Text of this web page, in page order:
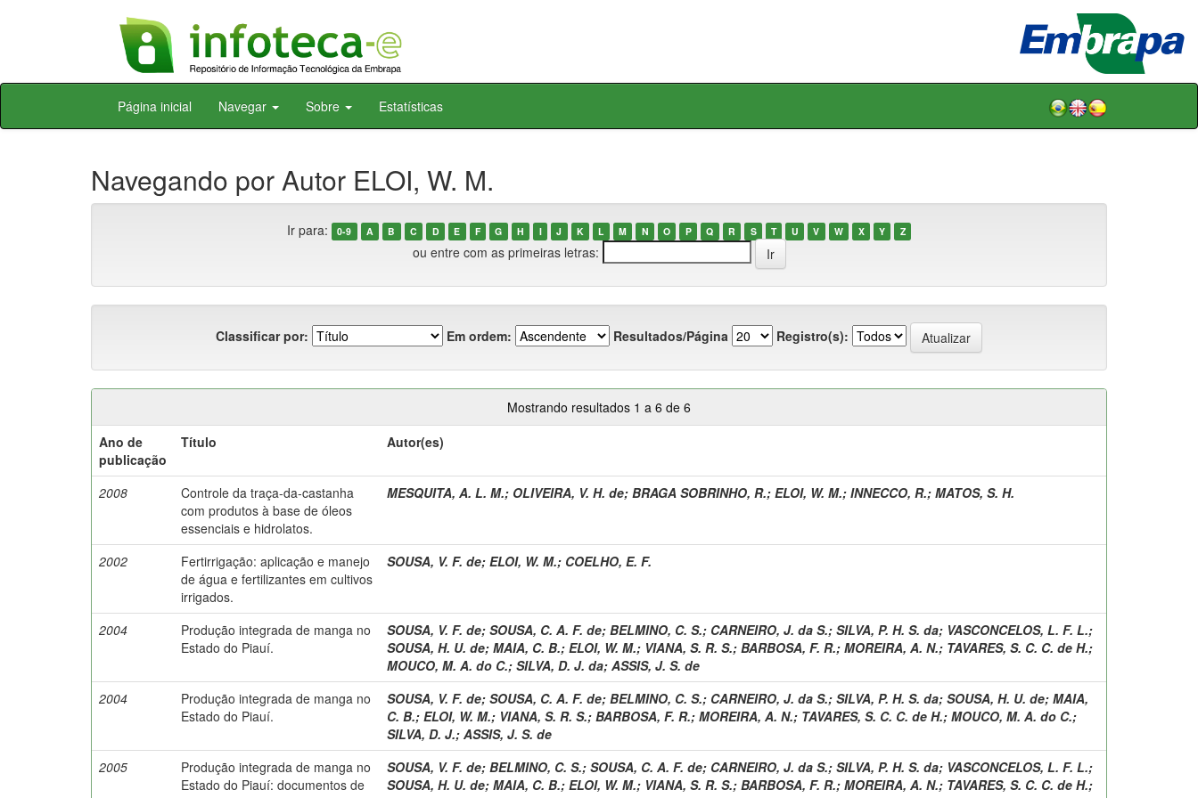
Skip
Página inicial Navegar Sobre Estatísticas
Navegando por Autor ELOI, W. M.
Ir para: 0-9 A B C D E F G H I J K L M N O P Q R S T U V W X Y Z
ou entre com as primeiras letras:
Classificar por: Em ordem: Resultados/Página Registro(s):
Mostrando resultados 1 a 6 de 6
Ano de
publicação
Título Autor(es)
2008
Controle da traça-da-castanha
com produtos à base de óleos
essenciais e hidrolatos.
MESQUITA, A. L. M.; OLIVEIRA, V. H. de; BRAGA SOBRINHO, R.; ELOI, W. M.; INNECCO, R.; MATOS, S. H.
2002
Fertirrigação: aplicação e manejo
de água e fertilizantes em cultivos
irrigados.
SOUSA, V. F. de; ELOI, W. M.; COELHO, E. F.
2004
Produção integrada de manga no
Estado do Piauí.
SOUSA, V. F. de; SOUSA, C. A. F. de; BELMINO, C. S.; CARNEIRO, J. da S.; SILVA, P. H. S. da; VASCONCELOS, L. F. L.;
SOUSA, H. U. de; MAIA, C. B.; ELOI, W. M.; VIANA, S. R. S.; BARBOSA, F. R.; MOREIRA, A. N.; TAVARES, S. C. C. de H.;
MOUCO, M. A. do C.; SILVA, D. J. da; ASSIS, J. S. de
2004
Produção integrada de manga no
Estado do Piauí.
SOUSA, V. F. de; SOUSA, C. A. F. de; BELMINO, C. S.; CARNEIRO, J. da S.; SILVA, P. H. S. da; SOUSA, H. U. de; MAIA,
C. B.; ELOI, W. M.; VIANA, S. R. S.; BARBOSA, F. R.; MOREIRA, A. N.; TAVARES, S. C. C. de H.; MOUCO, M. A. do C.;
SILVA, D. J.; ASSIS, J. S. de
2005
Produção integrada de manga no
Estado do Piauí: documentos de
SOUSA, V. F. de; BELMINO, C. S.; SOUSA, C. A. F. de; CARNEIRO, J. da S.; SILVA, P. H. S. da; VASCONCELOS, L. F. L.;
SOUSA, H. U. de; MAIA, C. B.; ELOI, W. M.; VIANA, S. R. S.; BARBOSA, F. R.; MOREIRA, A. N.; TAVARES, S. C. C. de H.;